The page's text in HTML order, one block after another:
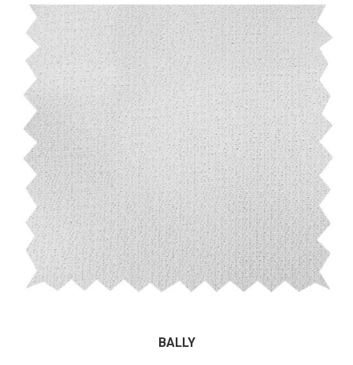
BALLY
Datos personales:
He leído y acepto la Política de Privacidad